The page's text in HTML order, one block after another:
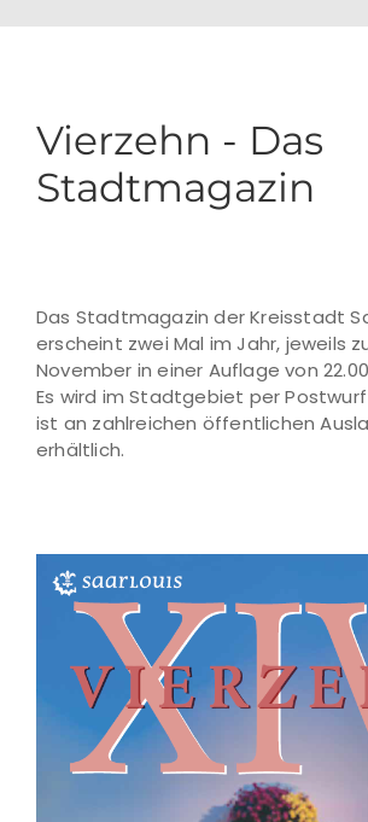
Vierzehn - Das
Stadtmagazin
Das Stadtmagazin der Kreisstadt
erscheint zwei Mal im Jahr, jeweils
November in einer Auflage von
Es wird im Stadtgebiet per
ist an zahlreichen öffentlichen
erhältlich.